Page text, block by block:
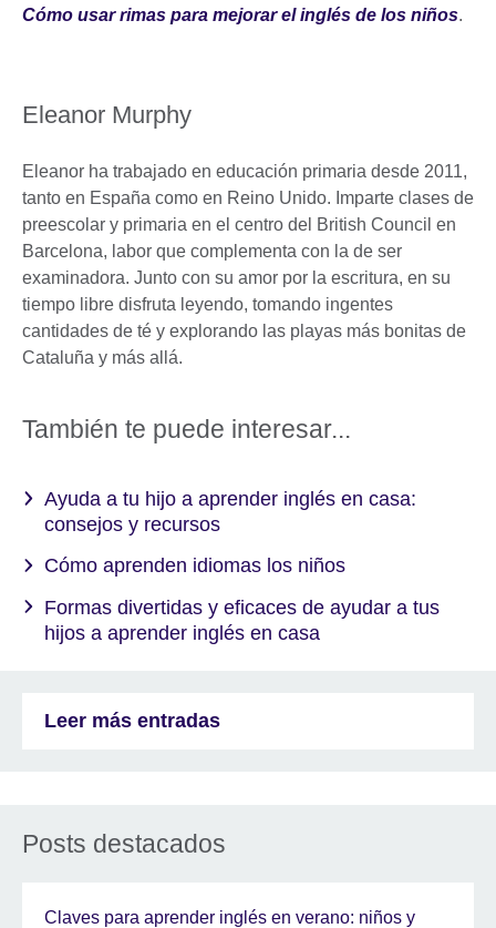
Cómo usar rimas para mejorar el inglés de los niños.
Eleanor Murphy
Eleanor ha trabajado en educación primaria desde 2011,
tanto en España como en Reino Unido. Imparte clases de
preescolar y primaria en el centro del British Council en
Barcelona, labor que complementa con la de ser
examinadora. Junto con su amor por la escritura, en su
tiempo libre disfruta leyendo, tomando ingentes
cantidades de té y explorando las playas más bonitas de
Cataluña y más allá.
También te puede interesar...
Ayuda a tu hijo a aprender inglés en casa:
consejos y recursos
Cómo aprenden idiomas los niños
Formas divertidas y eficaces de ayudar a tus
hijos a aprender inglés en casa
Leer más entradas
Posts destacados
Claves para aprender inglés en verano: niños y